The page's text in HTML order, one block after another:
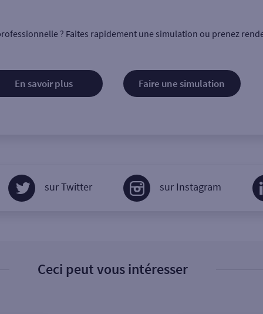
? Faites rapidement une simulation ou prenez
En savoir plus Faire une simulation
sur Twitter sur Instagram
Ceci peut vous intéresser